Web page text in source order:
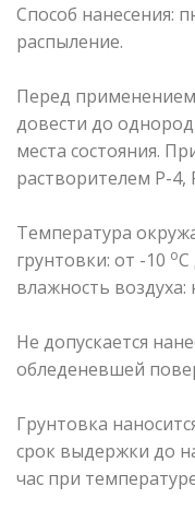
Способ нанесения:
распыление.
Перед
довести до
места состояния.
растворителем Р-4,
Температура
грунтовки: от -10 оС
влажность воздуха:
Не допускается
обледеневшей
Грунтовка
срок выдержки до
час при